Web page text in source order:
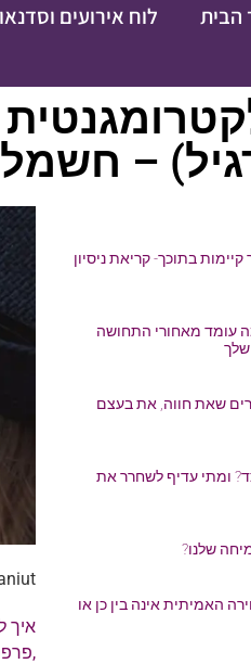
הבית לוח אירועים
– חשמל
בתוכך- קריאת ניסיון
עומד מאחורי התחושה
שלך
שאת חווה, את בעצם
ומתי עדיף לשחרר את
שלנו?
האמיתית אינה בין כן או
איך
,